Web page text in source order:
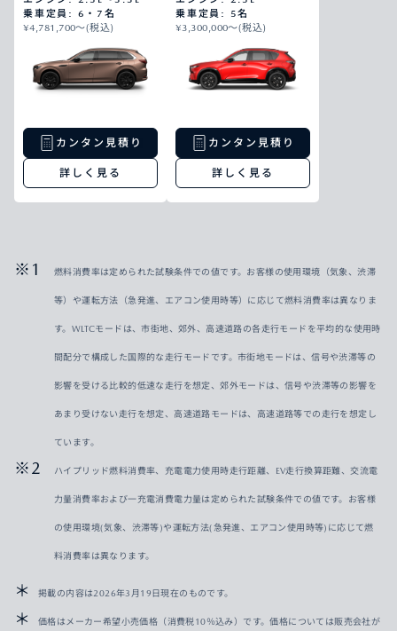
乗車定員: 6・7名
¥4,781,700〜(税込)
カンタン見積り
詳しく見る
乗車定員: 5名
¥3,300,000〜(税込)
カンタン見積り
詳しく見る
燃料消費率は定められた試験条件での値です。お客様の使用環境（気象、渋滞
等）や運転方法（急発進、エアコン使用時等）に応じて燃料消費率は異なりま
す。WLTCモードは、市街地、郊外、高速道路の各走行モードを平均的な使用時
間配分で構成した国際的な走行モードです。市街地モードは、信号や渋滞等の
影響を受ける比較的低速な走行を想定、郊外モードは、信号や渋滞等の影響を
あまり受けない走行を想定、高速道路モードは、高速道路等での走行を想定し
ています。
ハイプリッド燃料消費率、充電電力使用時走行距離、EV走行換算距難、交流電
力量消費率および一充電消費電力量は定められた試験条件での値です。お客様
の使用環境(気象、渋滞等)や運転方法(急発進、エアコン使用時等)に応じて燃
料消費率は異なります。
掲載の内容は2026年3月19日現在のものです。
価格はメーカー希望小売価格（消費税10％込み）です。価格については販売会社が